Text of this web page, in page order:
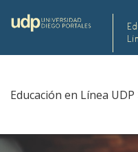
Educación en Línea UDP